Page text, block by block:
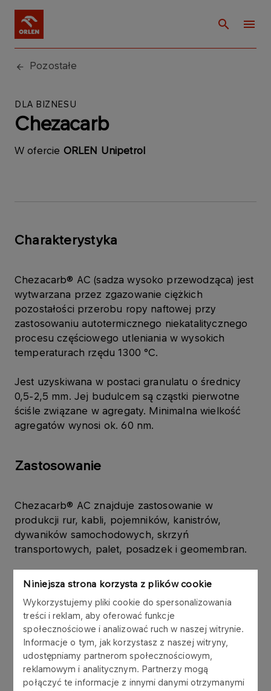
Niniejsza strona korzysta z plików cookie
Wykorzystujemy pliki cookie do spersonalizowania
treści i reklam, aby oferować funkcje
społecznościowe i analizować ruch w naszej witrynie.
Informacje o tym, jak korzystasz z naszej witryny,
udostępniamy partnerom społecznościowym,
reklamowym i analitycznym. Partnerzy mogą
połączyć te informacje z innymi danymi otrzymanymi
Pozostałe
DLA BIZNESU
Chezacarb
W ofercie ORLEN Unipetrol
Charakterystyka
Chezacarb® AC (sadza wysoko przewodząca) jest
wytwarzana przez zgazowanie ciężkich
pozostałości przerobu ropy naftowej przy
zastosowaniu autotermicznego niekatalitycznego
procesu częściowego utleniania w wysokich
temperaturach rzędu 1300 °C.
Jest uzyskiwana w postaci granulatu o średnicy
0,5-2,5 mm. Jej budulcem są cząstki pierwotne
ściśle związane w agregaty. Minimalna wielkość
agregatów wynosi ok. 60 nm.
Zastosowanie
Chezacarb® AC znajduje zastosowanie w
produkcji rur, kabli, pojemników, kanistrów,
dywaników samochodowych, skrzyń
transportowych, palet, posadzek i geomembran.
Więcej informacji znajdą Państwo na specjalnej
stronie produktowej pod adresem:
Chezacarb (chezacarbcarbonblack.com)
Dokumenty
Wymagania dla wyposażenia pojazdów